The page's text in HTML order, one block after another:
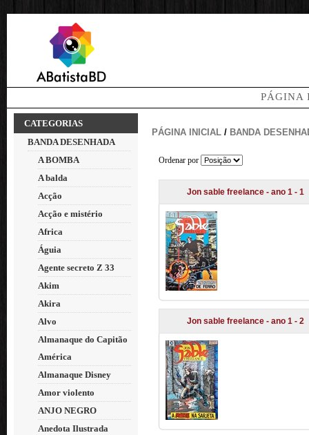
PÁGINA
CATEGORIAS
BANDA DESENHADA
A BOMBA
A balda
Acção
Acção e mistério
Africa
Águia
Agente secreto Z 33
Akim
Akira
Alvo
Almanaque do Capitão
América
Almanaque Disney
Amor violento
ANJO NEGRO
Anedota Ilustrada
PÁGINA INICIAL / BANDA
Ordenar por
Jon sable freelance - ano 1 - 1
Jon sable freelance - ano 1 - 2